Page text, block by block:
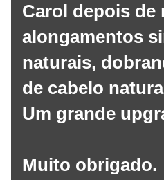
Carol depois de
alongamentos
naturais,
de cabelo
Um grande
Muito obrigado.